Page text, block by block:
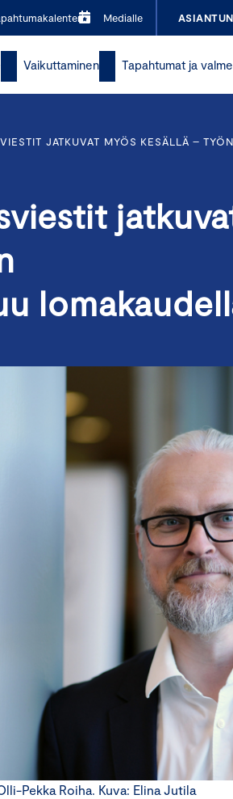
Medialle
Vaikuttaminen Tapahtumat ja
JATKUVAT MYÖS KESÄLLÄ –
Pekka Roiha. Kuva: Elina Jutila